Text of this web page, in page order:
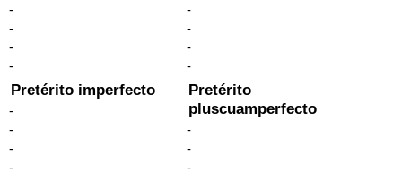
-
-
-
-
-
-
-
-
Pretérito imperfecto
-
-
-
-
Pretérito
pluscuamperfecto
-
-
-